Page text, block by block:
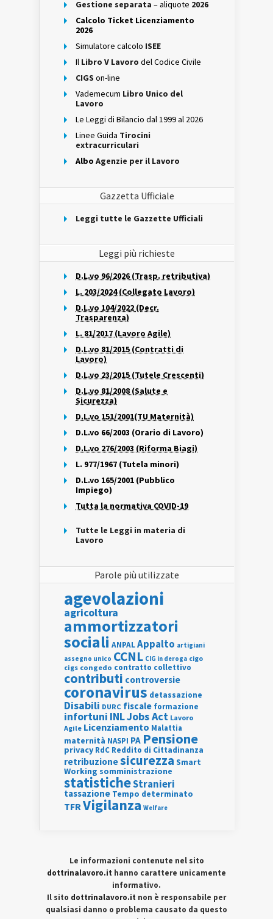
Gestione separata – aliquote 2026
Calcolo Ticket Licenziamento
2026
Simulatore calcolo ISEE
Il Libro V Lavoro del Codice Civile
CIGS on-line
Vademecum Libro Unico del
Lavoro
Le Leggi di Bilancio dal 1999 al 2026
Linee Guida Tirocini
extracurriculari
Albo Agenzie per il Lavoro
Gazzetta Ufficiale
Leggi tutte le Gazzette Ufficiali
Leggi più richieste
D.L.vo 96/2026 (Trasp. retributiva)
L. 203/2024 (Collegato Lavoro)
D.L.vo 104/2022 (Decr.
Trasparenza)
L. 81/2017 (Lavoro Agile)
D.L.vo 81/2015 (Contratti di
Lavoro)
D.L.vo 23/2015 (Tutele Crescenti)
D.L.vo 81/2008 (Salute e
Sicurezza)
D.L.vo 151/2001(TU Maternità)
D.L.vo 66/2003 (Orario di Lavoro)
D.L.vo 276/2003 (Riforma Biagi)
L. 977/1967 (Tutela minori)
D.L.vo 165/2001 (Pubblico
Impiego)
Tutta la normativa COVID-19
Tutte le Leggi in materia di
Lavoro
Parole più utilizzate
agevolazioni
agricoltura
ammortizzatori
sociali ANPALAppalto artigiani
assegno unico CCNL CIG in deroga cigo
cigs congedo contratto collettivo
contributi controversie
coronavirus detassazione
Disabili DURC fiscale formazione
infortuni INLJobs Act Lavoro
Agile Licenziamento Malattia
maternità NASPI PA Pensione
privacy RdC Reddito di Cittadinanza
retribuzionesicurezza Smart
Working somministrazione
statisticheStranieri
tassazione Tempo determinato
TFRVigilanza Welfare
Le informazioni contenute nel sito
dottrinalavoro.it hanno carattere unicamente
informativo.
Il sito dottrinalavoro.it non è responsabile per
qualsiasi danno o problema causato da questo